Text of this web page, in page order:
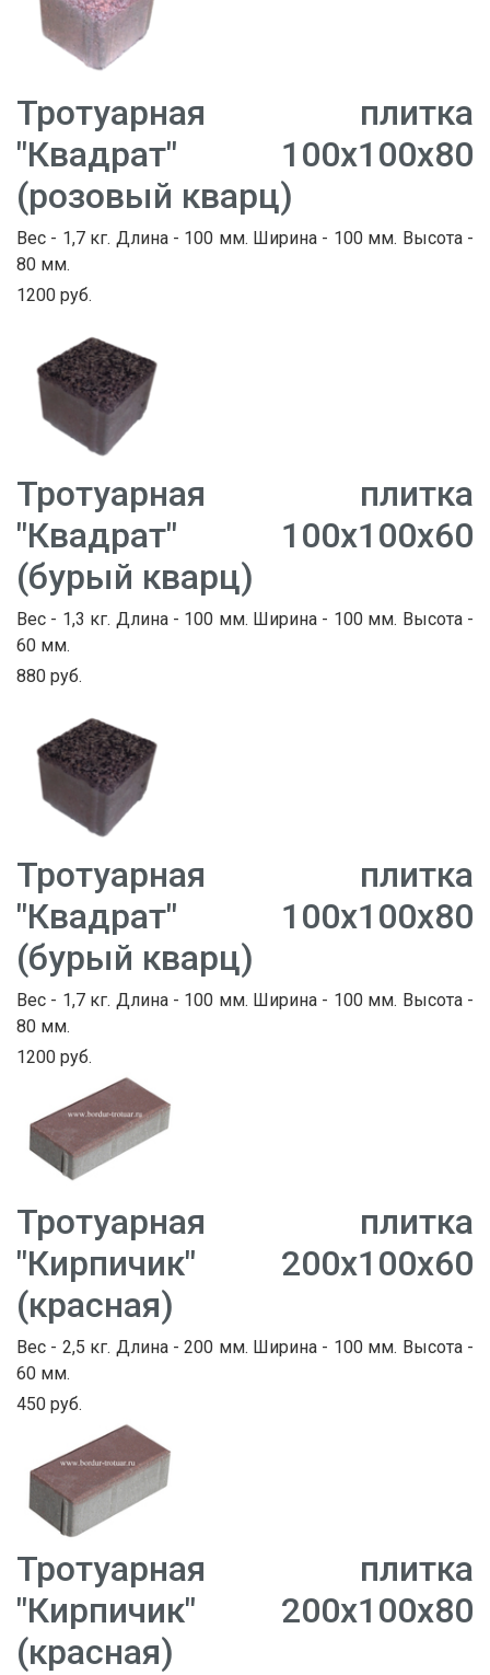
Тротуарная плитка
"Квадрат" 100х100х80
(розовый кварц)
Вес - 1,7 кг. Длина - 100 мм. Ширина - 100 мм. Высота -
80 мм.
1200 руб.
Тротуарная плитка
"Квадрат" 100х100х60
(бурый кварц)
Вес - 1,3 кг. Длина - 100 мм. Ширина - 100 мм. Высота -
60 мм.
880 руб.
Тротуарная плитка
"Квадрат" 100х100х80
(бурый кварц)
Вес - 1,7 кг. Длина - 100 мм. Ширина - 100 мм. Высота -
80 мм.
1200 руб.
Тротуарная плитка
"Кирпичик" 200х100х60
(красная)
Вес - 2,5 кг. Длина - 200 мм. Ширина - 100 мм. Высота -
60 мм.
450 руб.
Тротуарная плитка
"Кирпичик" 200х100х80
(красная)